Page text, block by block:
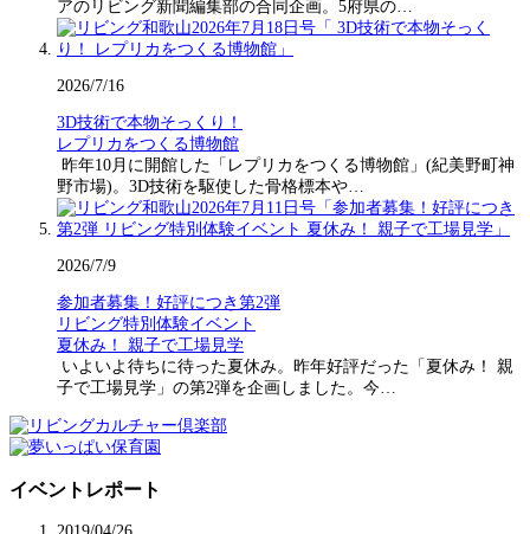
アのリビング新聞編集部の合同企画。5府県の…
2026/7/16
3D技術で本物そっくり！
レプリカをつくる博物館
昨年10月に開館した「レプリカをつくる博物館」(紀美野町神
野市場)。3D技術を駆使した骨格標本や…
2026/7/9
参加者募集！好評につき第2弾
リビング特別体験イベント
夏休み！ 親子で工場見学
いよいよ待ちに待った夏休み。昨年好評だった「夏休み！ 親
子で工場見学」の第2弾を企画しました。今…
イベントレポート